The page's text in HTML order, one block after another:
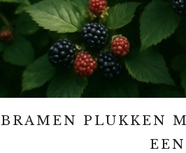
BRAMEN PLUKKEN